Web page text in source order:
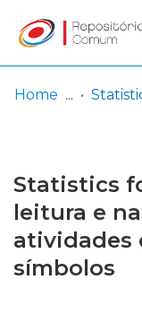
Browse repository
Entities
Log
In
(current)
Home
Statistics
leitura e na
atividades
símbolos